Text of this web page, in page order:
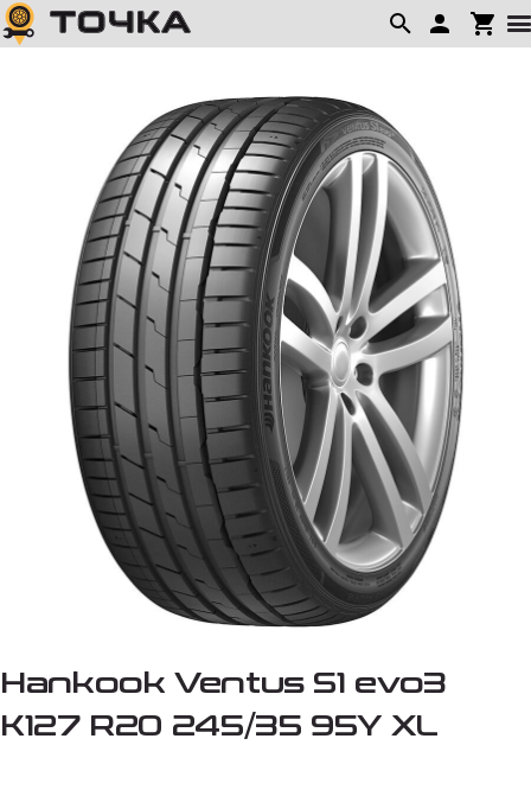
Hankook Ventus S1 evo3
K127 R20 245/35 95Y XL